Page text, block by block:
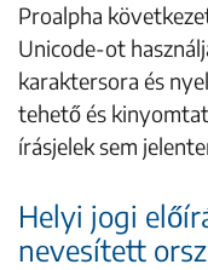
Proalpha
Unicode-ot
karaktersora és
tehető és
írásjelek sem
Helyi jogi
nevesített